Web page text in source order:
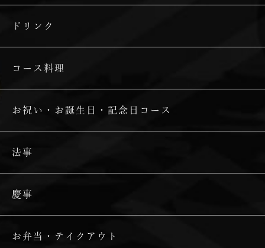
ドリンク
コース料理
お祝い・お誕生日・記念日コース
法事
慶事
お弁当・テイクアウト